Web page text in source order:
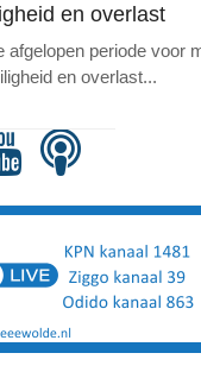
en overlast
afgelopen periode voor
en overlast...